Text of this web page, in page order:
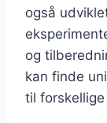
også
og
kan finde
til